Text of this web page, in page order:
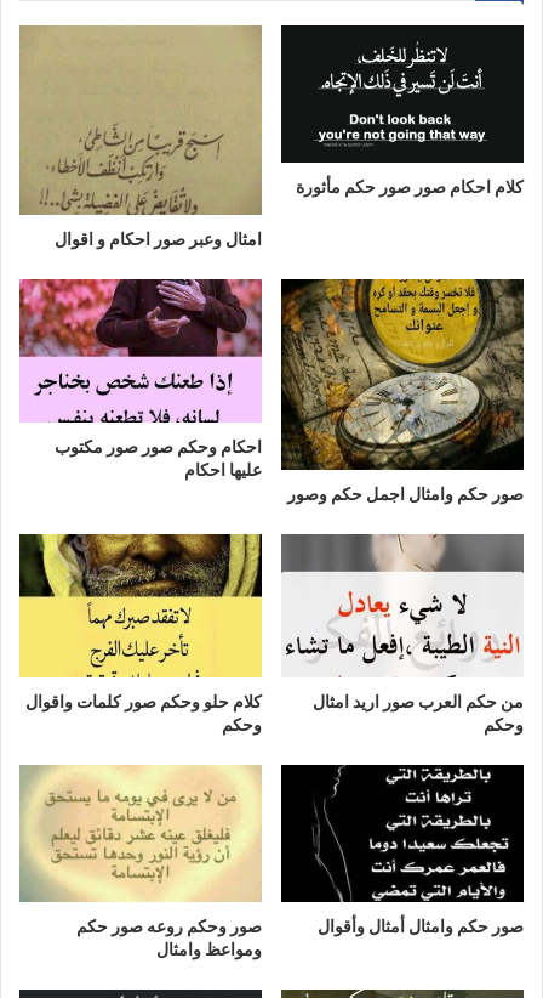
كلام احكام صور صور حكم مأثورة
امثال وعبر صور احكام و اقوال
صور حكم وامثال اجمل حكم وصور
احكام وحكم صور صور مكتوب
عليها احكام
من حكم العرب صور اريد امثال
وحكم
كلام حلو وحكم صور كلمات واقوال
وحكم
صور حكم وامثال أمثال وأقوال
صور وحكم روعه صور حكم
ومواعظ وامثال